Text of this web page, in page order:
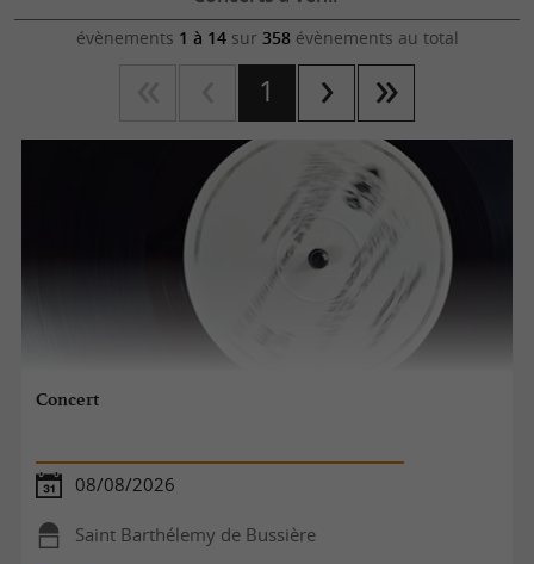
évènements 1 à 14sur 358évènements au total
1
Concert
08/08/2026
Saint Barthélemy de Bussière